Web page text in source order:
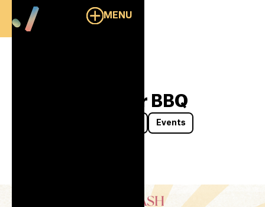
MENU
Dotslash Zomer BBQ
Events